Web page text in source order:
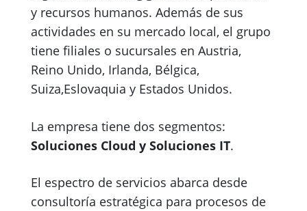
y recursos humanos. Además de sus
actividades en su mercado local, el grupo
tiene filiales o sucursales en Austria,
Reino Unido, Irlanda, Bélgica,
Suiza,Eslovaquia y Estados Unidos.
La empresa tiene dos segmentos:
Soluciones Cloud y Soluciones IT.
El espectro de servicios abarca desde
consultoría estratégica para procesos de